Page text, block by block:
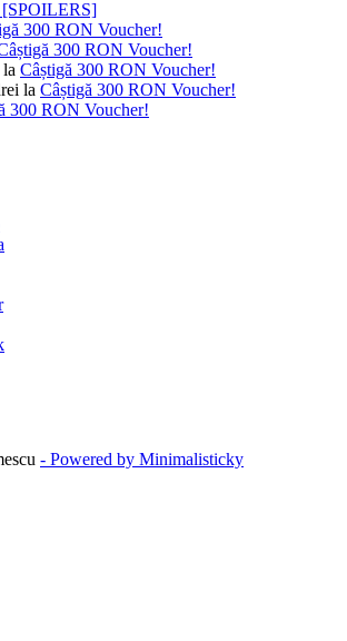
[SPOILERS]
300 RON Voucher!
300 RON Voucher!
la Câștigă 300 RON Voucher!
la Câștigă 300 RON Voucher!
300 RON Voucher!
- Powered by Minimalisticky